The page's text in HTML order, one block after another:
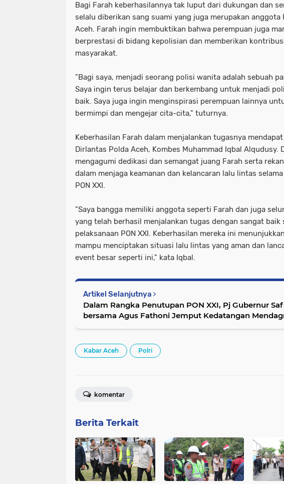
Bagi Farah keberhasilannya tak luput dari dukungan dan
selalu diberikan sang suami yang juga merupakan anggota
Aceh. Farah ingin membuktikan bahwa perempuan juga
berprestasi di bidang kepolisian dan memberikan
masyarakat.
"Bagi saya, menjadi seorang polisi wanita adalah sebuah
Saya ingin terus belajar dan berkembang untuk menjadi
baik. Saya juga ingin menginspirasi perempuan lainnya
bermimpi dan mengejar cita-cita," tuturnya.
Keberhasilan Farah dalam menjalankan tugasnya
Dirlantas Polda Aceh, Kombes Muhammad Iqbal Alqudusy.
mengagumi dedikasi dan semangat juang Farah serta
dalam menjaga keamanan dan kelancaran lalu lintas
PON XXI.
"Saya bangga memiliki anggota seperti Farah dan juga
yang telah berhasil menjalankan tugas dengan sangat baik
pelaksanaan PON XXI. Keberhasilan mereka ini
mampu menciptakan situasi lalu lintas yang aman dan
event besar seperti ini," kata Iqbal.
Artikel Selanjutnya
Dalam Rangka Penutupan PON XXI, Pj Gubernur
bersama Agus Fathoni Jemput Kedatangan
Kabar Aceh Polri
komentar
Berita Terkait